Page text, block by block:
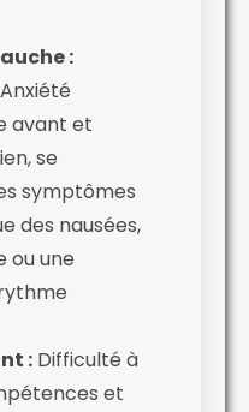
:
Anxiété
avant et
se
symptômes
des nausées,
ou une
: Difficulté à
et